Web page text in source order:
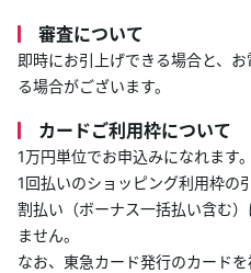
審査について
即時にお引上げできる場合と、
る場合がございます。
カードご利用枠について
1万円単位でお申込みになれます。
1回払いのショッピング利用枠の
割払い（ボーナス一括払い含む
ません。
なお、東急カード発行のカード